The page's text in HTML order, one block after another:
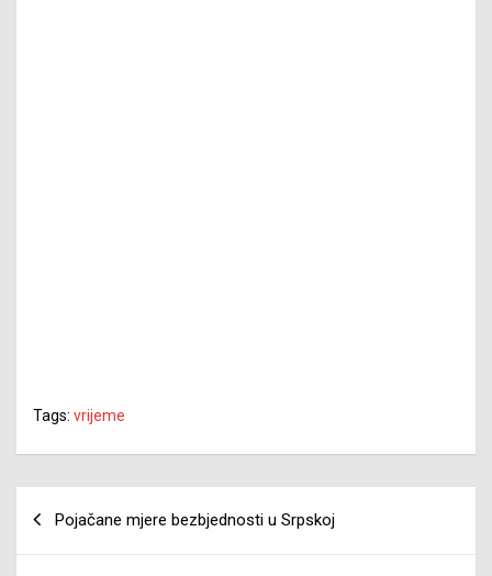
Tags: vrijeme
članaka
Pojačane mjere bezbjednosti u Srpskoj